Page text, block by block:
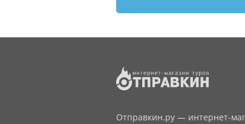
Отправкин.ру — интернет-